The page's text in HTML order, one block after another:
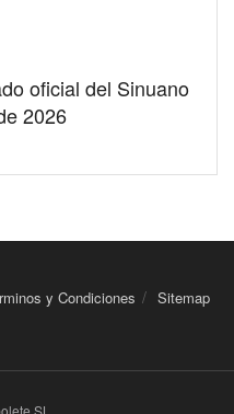
oficial del Sinuano
2026
y Condiciones Sitemap